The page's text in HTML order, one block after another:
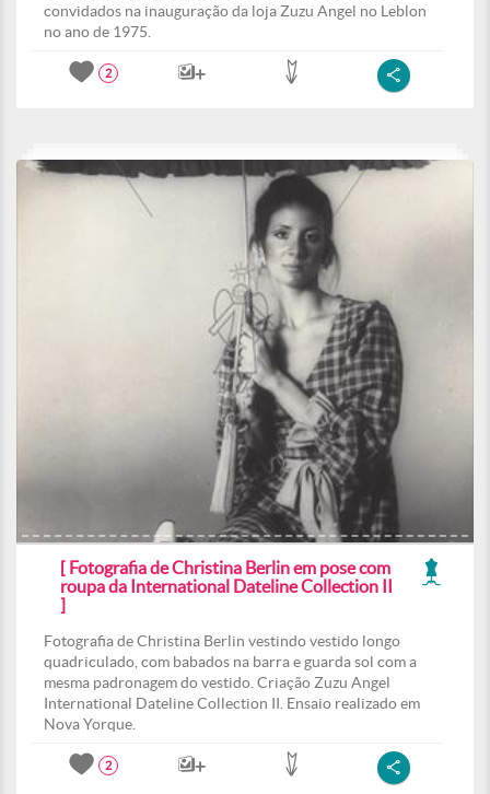
convidados na inauguração da loja Zuzu Angel no Leblon
no ano de 1975.
2
[ Fotografia de Christina Berlin em pose com
roupa da International Dateline Collection II
]
Fotografia de Christina Berlin vestindo vestido longo
quadriculado, com babados na barra e guarda sol com a
mesma padronagem do vestido. Criação Zuzu Angel
International Dateline Collection II. Ensaio realizado em
Nova Yorque.
2